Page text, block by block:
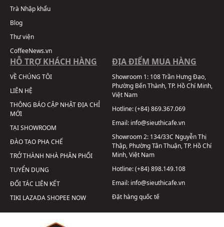
Trà Nhập khẩu
Blog
Thư viện
CoffeeNews.vn
HỖ TRỢ KHÁCH HÀNG
VỀ CHÚNG TÔI
LIÊN HỆ
THÔNG BÁO CẬP NHẬT ĐỊA CHỈ
MỚI
TẠI SHOWROOM
ĐÀO TẠO PHA CHẾ
TRỞ THÀNH NHÀ PHÂN PHỐI
TUYỂN DỤNG
ĐỐI TÁC LIÊN KẾT
TIKI LAZADASHOPEE NOW
ĐỊA ĐIỂM MUA HÀNG
Showroom 1: 108 Trần Hưng Đạo,
Phường Bến Thành, TP. Hồ Chí Minh,
Việt Nam
Hotline:(+84) 869.367.069
Email: info@sieuthicafe.vn
Showroom 2: 134/33C Nguyễn Thị
Thập, Phường Tân Thuận, TP. Hồ Chí
Minh, Việt Nam
Hotline:(+84) 898.149.108
Email: info@sieuthicafe.vn
Đặt hàng quốc tế